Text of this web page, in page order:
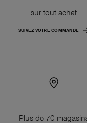
sur tout achat
SUIVEZ VOTRE COMMANDE
Plus de 70